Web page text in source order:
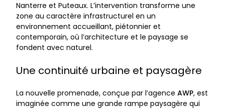
Nanterre et Puteaux. L’intervention transforme une
zone au caractère infrastructurel en un
environnement accueillant, piétonnier et
contemporain, où l’architecture et le paysage se
fondent avec naturel.
Une continuité urbaine et paysagère
La nouvelle promenade, conçue par l’agence AWP, est
imaginée comme une grande rampe paysagère qui